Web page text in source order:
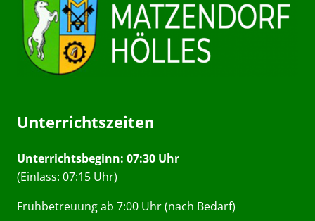
Unterrichtszeiten
Unterrichtsbeginn: 07:30 Uhr
(Einlass: 07:15 Uhr)
Frühbetreuung ab 7:00 Uhr (nach Bedarf)